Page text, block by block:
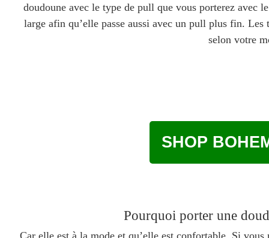
doudoune avec le type de pull que vous porterez avec
large afin qu’elle passe aussi avec un pull plus fin.
selon votre
SHOP
Pourquoi porter une